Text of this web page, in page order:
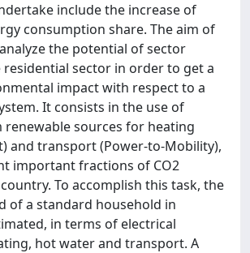
include the increase of
consumption share. The aim of
the potential of sector
sector in order to get a
impact with respect to a
It consists in the use of
sources for heating
and transport (Power-to-Mobility),
important fractions of CO2
To accomplish this task, the
of a standard household in
in terms of electrical
hot water and transport. A